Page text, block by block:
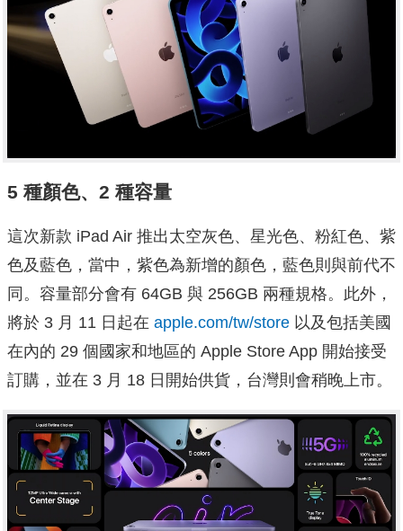
5 種顏色、2 種容量
這次新款 iPad Air 推出太空灰色、星光色、粉紅色、紫
色及藍色，當中，紫色為新增的顏色，藍色則與前代不
同。容量部分會有 64GB 與 256GB 兩種規格。此外，
將於 3 月 11 日起在 apple.com/tw/store 以及包括美國
在內的 29 個國家和地區的 Apple Store App 開始接受
訂購，並在 3 月 18 日開始供貨，台灣則會稍晚上市。